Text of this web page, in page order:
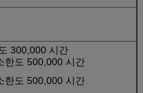
300,000 시간
한도 500,000 시간
한도 500,000 시간